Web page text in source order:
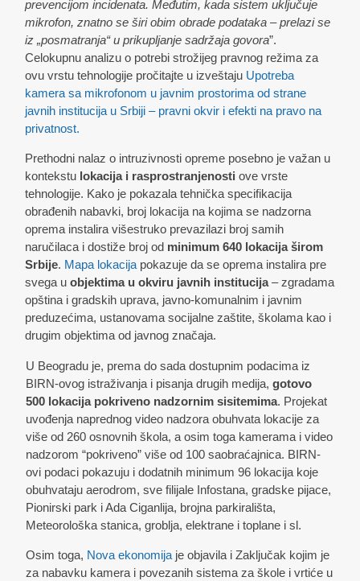
prevencijom incidenata. Međutim, kada sistem uključuje
mikrofon, znatno se širi obim obrade podataka – prelazi se
iz „posmatranja“ u prikupljanje sadržaja govora”.
Celokupnu analizu o potrebi strožijeg pravnog režima za
ovu vrstu tehnologije pročitajte u izveštaju Upotreba
kamera sa mikrofonom u javnim prostorima od strane
javnih institucija u Srbiji – pravni okvir i efekti na pravo na
privatnost.
Prethodni nalaz o intruzivnosti opreme posebno je važan u
kontekstu lokacija i rasprostranjenosti ove vrste
tehnologije. Kako je pokazala tehnička specifikacija
obrađenih nabavki, broj lokacija na kojima se nadzorna
oprema instalira višestruko prevazilazi broj samih
naručilaca i dostiže broj od minimum 640 lokacija širom
Srbije. Mapa lokacija pokazuje da se oprema instalira pre
svega uobjektima u okviru javnih institucija– zgradama
opština i gradskih uprava, javno-komunalnim i javnim
preduzećima, ustanovama socijalne zaštite, školama kao i
drugim objektima od javnog značaja.
U Beogradu je, prema do sada dostupnim podacima iz
BIRN-ovog istraživanja i pisanja drugih medija,gotovo
500 lokacija pokriveno nadzornim sisitemima. Projekat
uvođenja naprednog video nadzora obuhvata lokacije za
više od 260 osnovnih škola, a osim toga kamerama i video
nadzorom “pokriveno” više od 100 saobraćajnica. BIRN-
ovi podaci pokazuju i dodatnih minimum 96 lokacija koje
obuhvataju aerodrom, sve filijale Infostana, gradske pijace,
Pionirski park i Ada Ciganlija, brojna parkirališta,
Meteorološka stanica, groblja, elektrane i toplane i sl.
Osim toga, Nova ekonomija je objavila i Zaključak kojim je
za nabavku kamera i povezanih sistema za škole i vrtiće u